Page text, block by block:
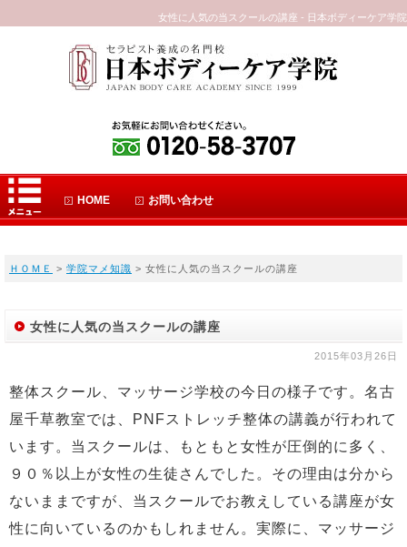
女性に人気の当スクールの講座 - 日本ボディーケア学院
HOME お問い合わせ
ＨＯＭＥ > 学院マメ知識 > 女性に人気の当スクールの講座
女性に人気の当スクールの講座
2015年03月26日
整体スクール、マッサージ学校の今日の様子です。名古
屋千草教室では、PNFストレッチ整体の講義が行われて
います。当スクールは、もともと女性が圧倒的に多く、
９０％以上が女性の生徒さんでした。その理由は分から
ないままですが、当スクールでお教えしている講座が女
性に向いているのかもしれません。実際に、マッサージ